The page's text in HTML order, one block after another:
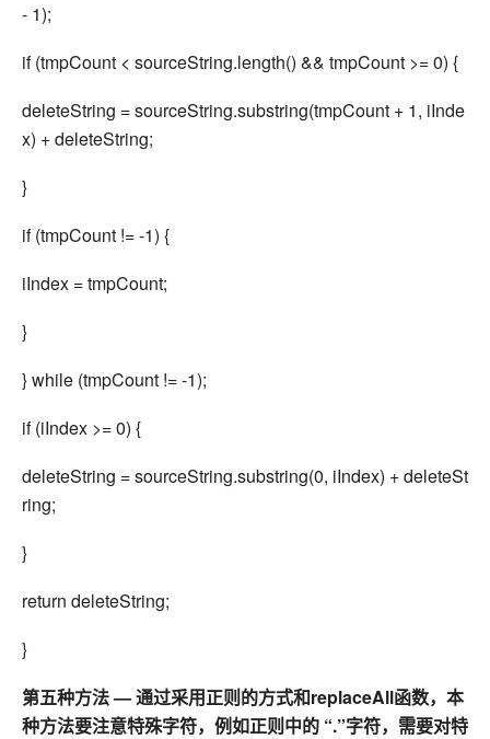
- 1);
if (tmpCount < sourceString.length() && tmpCount >= 0) {
deleteString = sourceString.substring(tmpCount + 1, iInde
x) + deleteString;
}
if (tmpCount != -1) {
iIndex = tmpCount;
}
} while (tmpCount != -1);
if (iIndex >= 0) {
deleteString = sourceString.substring(0, iIndex) + deleteSt
ring;
}
return deleteString;
}
第五种方法 — 通过采用正则的方式和replaceAll函数，本
种方法要注意特殊字符，例如正则中的 “.”字符，需要对特